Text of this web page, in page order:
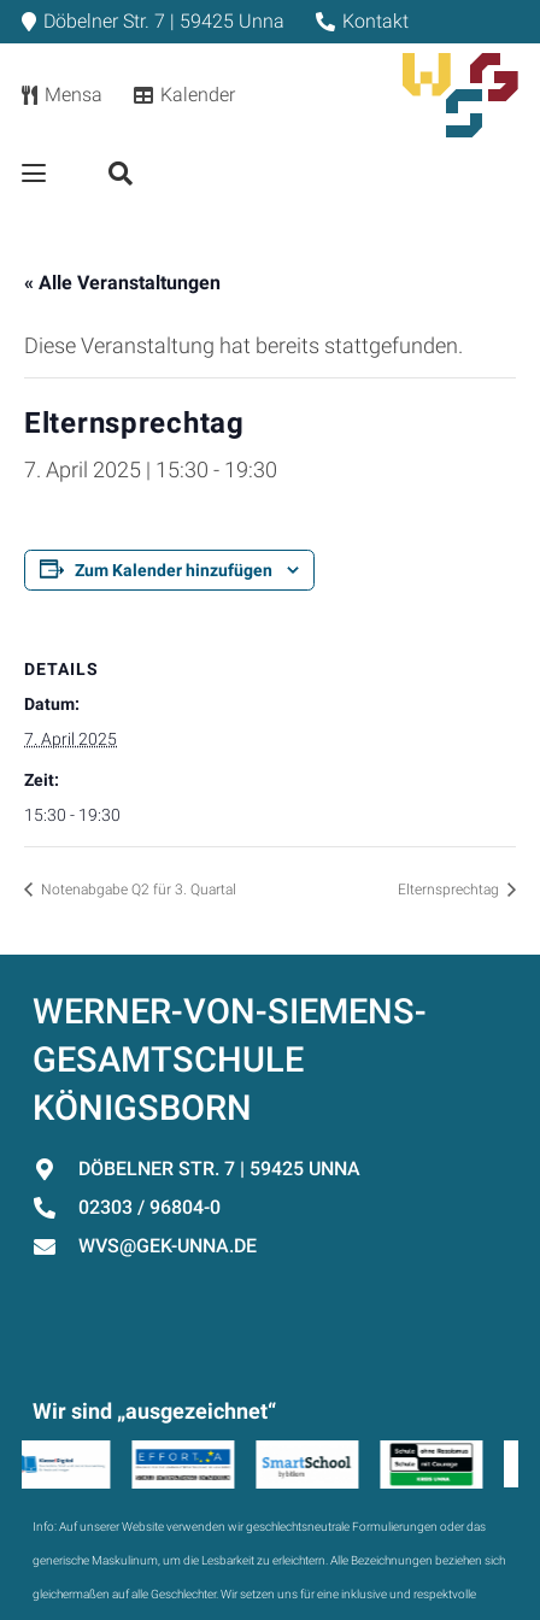
Döbelner Str. 7 | 59425 Unna Kontakt
Mensa Kalender
« Alle Veranstaltungen
Diese Veranstaltung hat bereits stattgefunden.
Elternsprechtag
7. April 2025 | 15:30 - 19:30
Zum Kalender hinzufügen
DETAILS
Datum:
7. April 2025
Zeit:
15:30 - 19:30
Notenabgabe Q2 für 3. Quartal Elternsprechtag
WERNER-VON-SIEMENS-
GESAMTSCHULE
KÖNIGSBORN
DÖBELNER STR. 7 | 59425 UNNA
02303 / 96804-0
WVS@GEK-UNNA.DE
Wir sind „ausgezeichnet“
Info:Auf unserer Website verwenden wir geschlechtsneutrale Formulierungen oder das
generische Maskulinum, um die Lesbarkeit zu erleichtern. Alle Bezeichnungen beziehen sich
gleichermaßen auf alle Geschlechter. Wir setzen uns für eine inklusive und respektvolle